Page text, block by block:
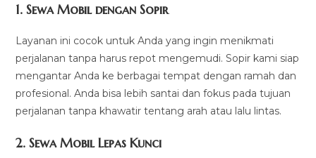
1.Sewa Mobil dengan Sopir
Layanan ini cocok untuk Anda yang ingin menikmati
perjalanan tanpa harus repot mengemudi. Sopir kami siap
mengantar Anda ke berbagai tempat dengan ramah dan
profesional. Anda bisa lebih santai dan fokus pada tujuan
perjalanan tanpa khawatir tentang arah atau lalu lintas.
2.Sewa Mobil Lepas Kunci